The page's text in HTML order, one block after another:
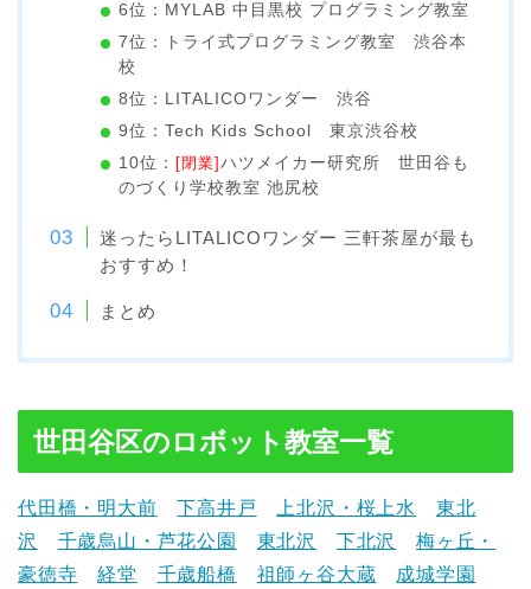
6位：MYLAB 中目黒校 プログラミング教室
7位：トライ式プログラミング教室 渋谷本
校
8位：LITALICOワンダー 渋谷
9位：Tech Kids School 東京渋谷校
10位： [閉業]ハツメイカー研究所 世田谷も
のづくり学校教室 池尻校
迷ったらLITALICOワンダー 三軒茶屋が最も
おすすめ！
まとめ
世田谷区のロボット教室一覧
代田橋・明大前 下高井戸 上北沢・桜上水
東北
沢
千歳烏山・芦花公園 東北沢 下北沢
梅ヶ丘・
豪徳寺
経堂 千歳船橋 祖師ヶ谷大蔵
成城学園